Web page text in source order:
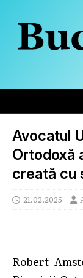
Avocatul
Ortodoxă
creată cu
21.02.2025
Robert